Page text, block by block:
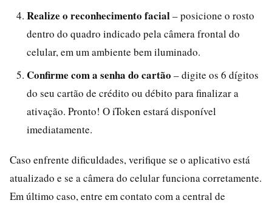
Realize o reconhecimento facial– posicione o rosto
dentro do quadro indicado pela câmera frontal do
celular, em um ambiente bem iluminado.
Confirme com a senha do cartão – digite os 6 dígitos
do seu cartão de crédito ou débito para finalizar a
ativação. Pronto! O iToken estará disponível
imediatamente.
Caso enfrente dificuldades, verifique se o aplicativo está
atualizado e se a câmera do celular funciona corretamente.
Em último caso, entre em contato com a central de